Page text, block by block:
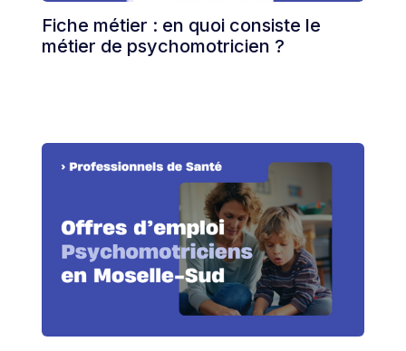
Fiche métier : en quoi consiste le
métier de psychomotricien ?